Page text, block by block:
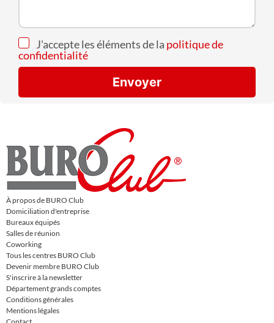
J'accepte les éléments de la politique de
confidentialité
Envoyer
À propos de BURO Club
Domiciliation d'entreprise
Bureaux équipés
Salles de réunion
Coworking
Tous les centres BURO Club
Devenir membre BURO Club
S'inscrire à la newsletter
Département grands comptes
Conditions générales
Mentions légales